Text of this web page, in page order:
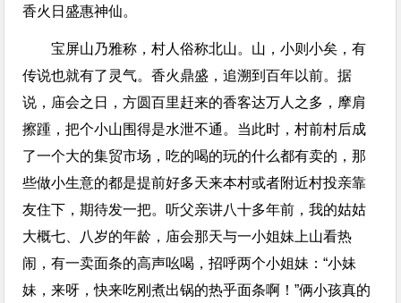
香火日盛惠神仙。
宝屏山乃雅称，村人俗称北山。山，小则小矣，有
传说也就有了灵气。香火鼎盛，追溯到百年以前。据
说，庙会之日，方圆百里赶来的香客达万人之多，摩肩
擦踵，把个小山围得是水泄不通。当此时，村前村后成
了一个大的集贸市场，吃的喝的玩的什么都有卖的，那
些做小生意的都是提前好多天来本村或者附近村投亲靠
友住下，期待发一把。听父亲讲八十多年前，我的姑姑
大概七、八岁的年龄，庙会那天与一小姐妹上山看热
闹，有一卖面条的高声吆喝，招呼两个小姐妹：“小妹
妹，来呀，快来吃刚煮出锅的热乎面条啊！”俩小孩真的